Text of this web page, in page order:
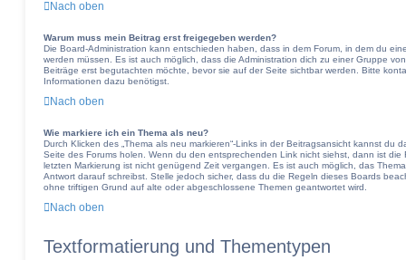
Nach oben
Warum muss mein Beitrag erst freigegeben werden?
Die Board-Administration kann entschieden haben, dass in dem Forum, in dem du
werden müssen. Es ist auch möglich, dass die Administration dich zu einer Gruppe
Beiträge erst begutachten möchte, bevor sie auf der Seite sichtbar werden. Bitte
Informationen dazu benötigst.
Nach oben
Wie markiere ich ein Thema als neu?
Durch Klicken des „Thema als neu markieren“-Links in der Beitragsansicht kannst du
Seite des Forums holen. Wenn du den entsprechenden Link nicht siehst, dann ist die
letzten Markierung ist nicht genügend Zeit vergangen. Es ist auch möglich, das
Antwort darauf schreibst. Stelle jedoch sicher, dass du die Regeln dieses Boards
ohne triftigen Grund auf alte oder abgeschlossene Themen geantwortet wird.
Nach oben
Textformatierung und Thementypen